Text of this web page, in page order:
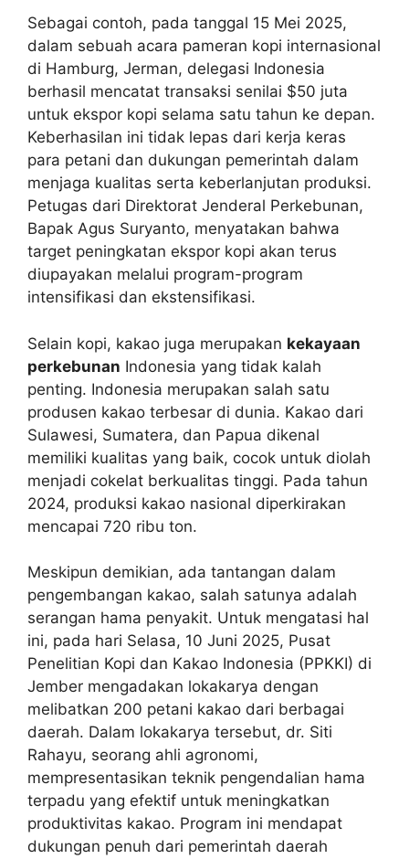
Sebagai contoh, pada tanggal 15 Mei 2025,
dalam sebuah acara pameran kopi internasional
di Hamburg, Jerman, delegasi Indonesia
berhasil mencatat transaksi senilai $50 juta
untuk ekspor kopi selama satu tahun ke depan.
Keberhasilan ini tidak lepas dari kerja keras
para petani dan dukungan pemerintah dalam
menjaga kualitas serta keberlanjutan produksi.
Petugas dari Direktorat Jenderal Perkebunan,
Bapak Agus Suryanto, menyatakan bahwa
target peningkatan ekspor kopi akan terus
diupayakan melalui program-program
intensifikasi dan ekstensifikasi.
Selain kopi, kakao juga merupakan kekayaan
perkebunan Indonesia yang tidak kalah
penting. Indonesia merupakan salah satu
produsen kakao terbesar di dunia. Kakao dari
Sulawesi, Sumatera, dan Papua dikenal
memiliki kualitas yang baik, cocok untuk diolah
menjadi cokelat berkualitas tinggi. Pada tahun
2024, produksi kakao nasional diperkirakan
mencapai 720 ribu ton.
Meskipun demikian, ada tantangan dalam
pengembangan kakao, salah satunya adalah
serangan hama penyakit. Untuk mengatasi hal
ini, pada hari Selasa, 10 Juni 2025, Pusat
Penelitian Kopi dan Kakao Indonesia (PPKKI) di
Jember mengadakan lokakarya dengan
melibatkan 200 petani kakao dari berbagai
daerah. Dalam lokakarya tersebut, dr. Siti
Rahayu, seorang ahli agronomi,
mempresentasikan teknik pengendalian hama
terpadu yang efektif untuk meningkatkan
produktivitas kakao. Program ini mendapat
dukungan penuh dari pemerintah daerah